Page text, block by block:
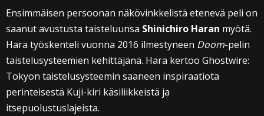
Ensimmäisen persoonan näkövinkkelistä etenevä peli on
saanut avustusta taisteluunsa Shinichiro Haran myötä.
Hara työskenteli vuonna 2016 ilmestyneen Doom-pelin
taistelusysteemien kehittäjänä. Hara kertoo Ghostwire:
Tokyon taistelusysteemin saaneen inspiraatiota
perinteisestä Kuji-kiri käsiliikkeistä ja
itsepuolustuslajeista.